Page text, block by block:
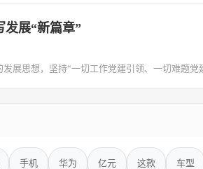
发展“新篇章”
展思想，坚持“一切工作党建引领、一切难题
手机 华为 亿元 这款 车型